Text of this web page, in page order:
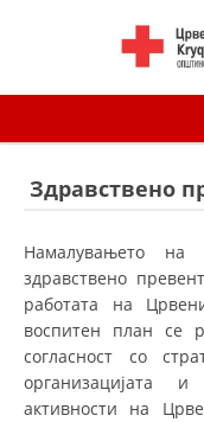
Здравствено
Намалувањето на
здравствено
работата на
воспитен план се
согласност со
организацијата
активности на